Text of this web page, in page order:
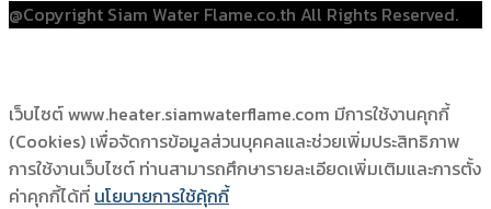
@Copyright Siam Water Flame.co.th All Rights Reserved.
เว็บไซต์ www.heater.siamwaterflame.com มีการใช้งานคุกกี้
(Cookies) เพื่อจัดการข้อมูลส่วนบุคคลและช่วยเพิ่มประสิทธิภาพ
การใช้งานเว็บไซต์ ท่านสามารถศึกษารายละเอียดเพิ่มเติมและการตั้ง
ค่าคุกกี้ได้ที่ นโยบายการใช้คุ้กกี้